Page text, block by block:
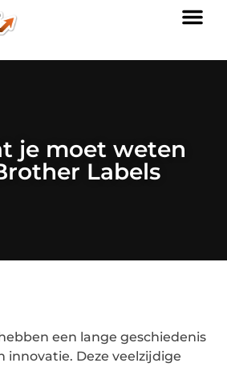
je moet weten
Labels
een lange geschiedenis
innovatie. Deze veelzijdige